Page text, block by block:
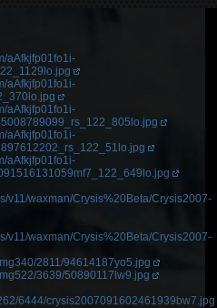
aAfkjfp01fo1i-
aAfkjfp01fo1i-
aAfkjfp01fo1i-
aAfkjfp01fo1i-
aAfkjfp01fo1i-
v11/waxman/Crysis%20Beta/Crysis2007-
v11/waxman/Crysis%20Beta/Crysis2007-
2811/94614187yo5.jpg
3639/50890117lw9.jpg
6444/crysis2007091602461939bw7.jpg